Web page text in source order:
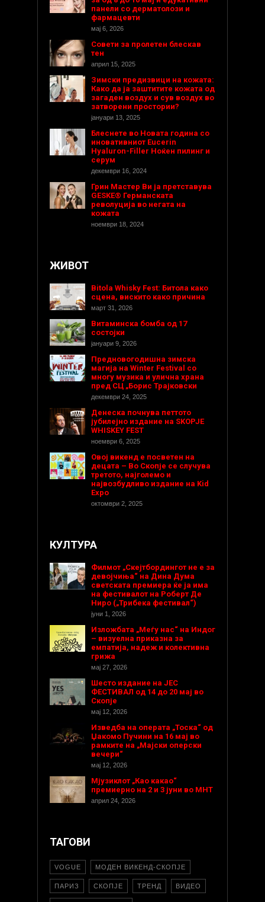
панели со дерматолози и
фармацевти
мај 6, 2026
Совети за пролетен блескав
тен
април 15, 2025
Зимски предизвици на кожата:
Како да ја заштитите кожата од
загаден воздух и сув воздух во
затворени простории?
јануари 13, 2025
Блеснете во Новата година со
иновативниот Eucerin
Hyaluron-Filler Ноќен пилинг и
серум
декември 16, 2024
Грин Мастер Ви ја претставува
GESKE® Германската
револуција во негата на
кожата
ноември 18, 2024
ЖИВОТ
Bitola Whisky Fest: Битола како
сцена, вискито како причина
март 31, 2026
Витаминска бомба од 17
состојки
јануари 9, 2026
Предновогодишнa зимска
магија на Winter Festival со
многу музика и улична храна
пред СЦ „Борис Трајковски
декември 24, 2025
Денеска почнува петтото
јубилејно издание на SKOPJE
WHISKEY FEST
ноември 6, 2025
Овој викенд е посветен на
децата – Во Скопје се случува
третото, најголемо и
највозбудливо издание на Kid
Expo
октомври 2, 2025
КУЛТУРА
Филмот „Скејтбордингот не е за
девојчиња“ на Дина Дума
светската премиера ќе ја има
на фестивалот на Роберт Де
Ниро („Трибека фестивал“)
јуни 1, 2026
Изложбата „Меѓу нас“ на Индог
– визуелна приказна за
емпатија, надеж и колективна
грижа
мај 27, 2026
Шесто издание на ЈЕС
ФЕСТИВАЛ од 14 до 20 мај во
Скопје
мај 12, 2026
Изведба на операта „Тоска“ од
Џакомо Пучини на 16 мај во
рамките на „Мајски оперски
вечери“
мај 12, 2026
Мјузиклот „Као какао“
премиерно на 2 и 3 јуни во МНТ
април 24, 2026
ТАГОВИ
VOGUE МОДЕН ВИКЕНД-СКОПЈЕ
ПАРИЗ СКОПЈЕ ТРЕНД ВИДЕО